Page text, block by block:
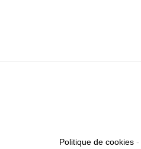
Politique de cookies-